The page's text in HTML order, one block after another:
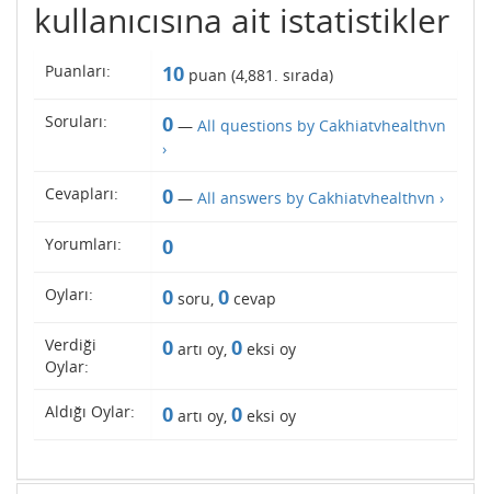
kullanıcısına ait istatistikler
Puanları: 10 puan (4,881 . sırada)
Soruları: 0 — All questions by Cakhiatvhealthvn
›
Cevapları: 0 — All answers by Cakhiatvhealthvn ›
Yorumları: 0
Oyları: 0 soru, 0 cevap
Verdiği
Oylar:
0 artı oy, 0 eksi oy
Aldığı Oylar: 0 artı oy, 0 eksi oy